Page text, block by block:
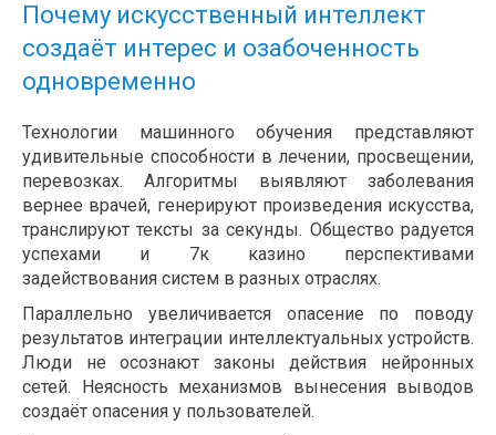
Почему искусственный интеллект
создаёт интерес и озабоченность
одновременно
Технологии машинного обучения представляют
удивительные способности в лечении, просвещении,
перевозках. Алгоритмы выявляют заболевания
вернее врачей, генерируют произведения искусства,
транслируют тексты за секунды. Общество радуется
успехами и 7к казино перспективами
задействования систем в разных отраслях.
Параллельно увеличивается опасение по поводу
результатов интеграции интеллектуальных устройств.
Люди не осознают законы действия нейронных
сетей. Неясность механизмов вынесения выводов
создаёт опасения у пользователей.